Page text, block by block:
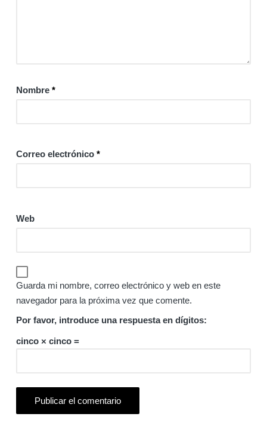
Nombre *
Correo electrónico *
Web
Guarda mi nombre, correo electrónico y web en este
navegador para la próxima vez que comente.
Por favor, introduce una respuesta en dígitos:
cinco × cinco =